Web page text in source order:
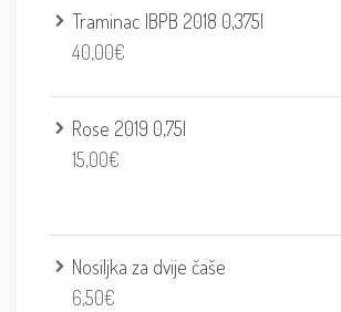
Traminac IBPB 2018 0,375l
40,00€
Rose 2019 0,75l
15,00€
Nosiljka za dvije čaše
6,50€